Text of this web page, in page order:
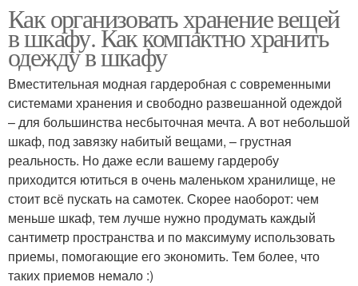
Как организовать хранение вещей
в шкафу. Как компактно хранить
одежду в шкафу
Вместительная модная гардеробная с современными
системами хранения и свободно развешанной одеждой
– для большинства несбыточная мечта. А вот небольшой
шкаф, под завязку набитый вещами, – грустная
реальность. Но даже если вашему гардеробу
приходится ютиться в очень маленьком хранилище, не
стоит всё пускать на самотек. Скорее наоборот: чем
меньше шкаф, тем лучше нужно продумать каждый
сантиметр пространства и по максимуму использовать
приемы, помогающие его экономить. Тем более, что
таких приемов немало :)